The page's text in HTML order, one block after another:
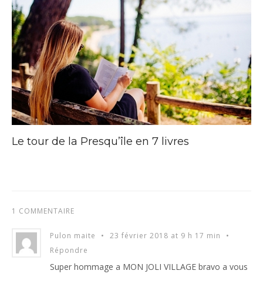
Le tour de la Presqu’île en 7 livres
1 COMMENTAIRE
Pulon maite • 23 février 2018 at 9 h 17 min
•
Répondre
Super hommage a MON JOLI VILLAGE bravo a vous